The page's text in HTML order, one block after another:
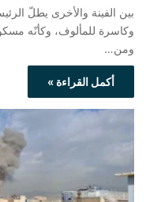
بين الفينة والأخرى يطلّ
وكاسرة للمألوف، وكأنّه
ومن…
أكمل القراءة »